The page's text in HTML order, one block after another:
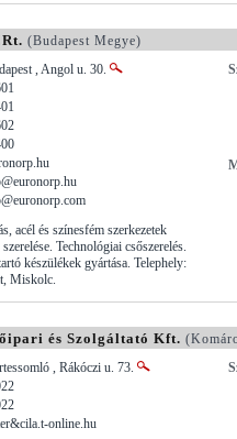
(Budapest Megye)
, Angol u. 30.
acél és színesfém szerkezetek
Technológiai csőszerelés.
készülékek gyártása. Telephely:
Miskolc.
és Szolgáltató Kft.
, Rákóczi u. 73.
online.hu